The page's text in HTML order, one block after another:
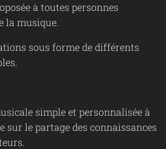
à toutes personnes
la musique.
sous forme de différents
simple et personnalisée à
sur le partage des connaissances